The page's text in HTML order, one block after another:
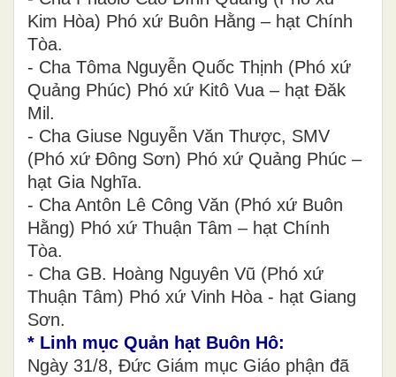
Kim Hòa) Phó xứ Buôn Hằng – hạt Chính
Tòa.
- Cha Tôma Nguyễn Quốc Thịnh (Phó xứ
Quảng Phúc) Phó xứ Kitô Vua – hạt Đăk
Mil.
- Cha Giuse Nguyễn Văn Thược, SMV
(Phó xứ Đông Sơn) Phó xứ Quảng Phúc –
hạt Gia Nghĩa.
- Cha Antôn Lê Công Văn (Phó xứ Buôn
Hằng) Phó xứ Thuận Tâm – hạt Chính
Tòa.
- Cha GB. Hoàng Nguyên Vũ (Phó xứ
Thuận Tâm) Phó xứ Vinh Hòa - hạt Giang
Sơn.
* Linh mục Quản hạt Buôn Hô:
Ngày 31/8, Đức Giám mục Giáo phận đã